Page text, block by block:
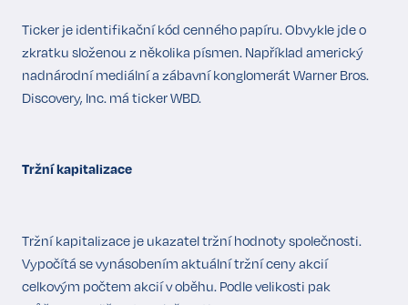
Ticker je identifikační kód cenného papíru. Obvykle jde o
zkratku složenou z několika písmen. Například americký
nadnárodní mediální a zábavní konglomerát Warner Bros.
Discovery, Inc. má ticker WBD.
Tržní kapitalizace
Tržní kapitalizace je ukazatel tržní hodnoty společnosti.
Vypočítá se vynásobením aktuální tržní ceny akcií
celkovým počtem akcií v oběhu. Podle velikosti pak